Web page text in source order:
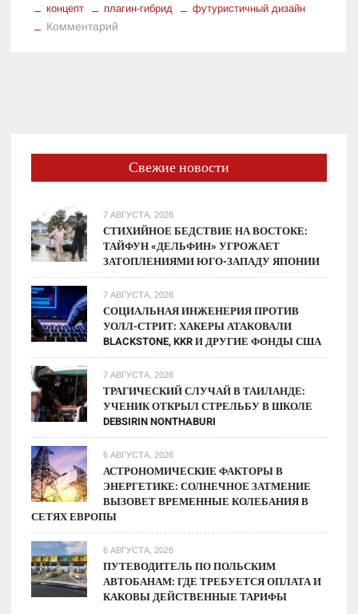
концепт
плагин-гибрид футуристичный дизайн
Комментарий
поколения
Toyota
(2026–
2027)
Свежие новости
7 АВГУСТА, 2026
СТИХИЙНОЕ БЕДСТВИЕ НА ВОСТОКЕ:
ТАЙФУН «ДЕЛЬФИН» УГРОЖАЕТ
ЗАТОПЛЕНИЯМИ ЮГО-ЗАПАДУ ЯПОНИИ
7 АВГУСТА, 2026
СОЦИАЛЬНАЯ ИНЖЕНЕРИЯ ПРОТИВ
УОЛЛ-СТРИТ: ХАКЕРЫ АТАКОВАЛИ
BLACKSTONE, KKR И ДРУГИЕ ФОНДЫ США
7 АВГУСТА, 2026
ТРАГИЧЕСКИЙ СЛУЧАЙ В ТАИЛАНДЕ:
УЧЕНИК ОТКРЫЛ СТРЕЛЬБУ В ШКОЛЕ
DEBSIRIN NONTHABURI
6 АВГУСТА, 2026
АСТРОНОМИЧЕСКИЕ ФАКТОРЫ В
ЭНЕРГЕТИКЕ: СОЛНЕЧНОЕ ЗАТМЕНИЕ
ВЫЗОВЕТ ВРЕМЕННЫЕ КОЛЕБАНИЯ В
СЕТЯХ ЕВРОПЫ
6 АВГУСТА, 2026
ПУТЕВОДИТЕЛЬ ПО ПОЛЬСКИМ
АВТОБАНАМ: ГДЕ ТРЕБУЕТСЯ ОПЛАТА И
КАКОВЫ ДЕЙСТВЕННЫЕ ТАРИФЫ